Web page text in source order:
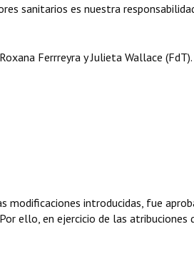
sanitarios es nuestra
Ferrreyra y Julieta Wallace (FdT).
modificaciones introducidas, fue
ello, en ejercicio de las